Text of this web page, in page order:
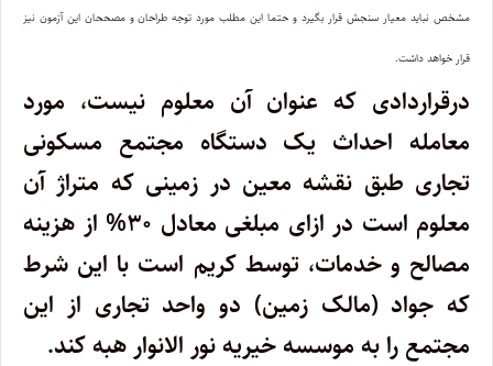
مشخص نباید معیار سنجش قرار بگیرد و حتما این مطلب مورد توجه طراحان و مصححان این آزمون نیز
قرار خواهد داشت.
درقراردادی که عنوان آن معلوم نیست، مورد
معامله احداث یک دستگاه مجتمع مسکونی
تجاری طبق نقشه معین در زمینی که متراژ آن
معلوم است در ازای مبلغی معادل ۳۰% از هزینه
مصالح و خدمات، توسط کریم است با این شرط
که جواد (مالک زمین) دو واحد تجاری از این
مجتمع را به موسسه خیریه نور الانوار هبه کند.